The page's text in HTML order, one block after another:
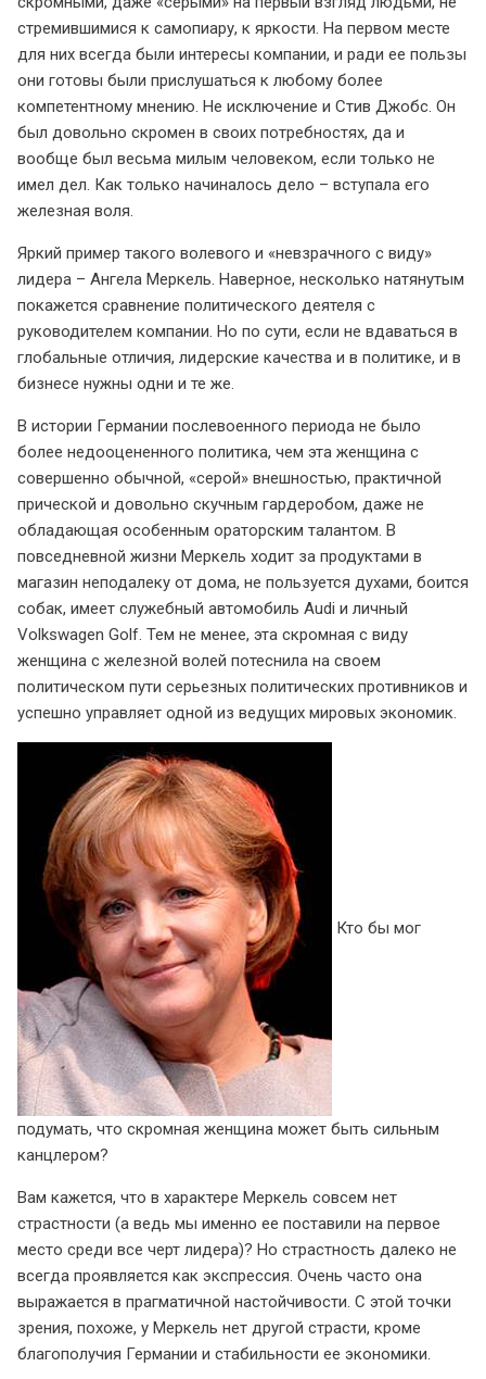
стремившимися к самопиару, к яркости. На первом месте
для них всегда были интересы компании, и ради ее пользы
они готовы были прислушаться к любому более
компетентному мнению. Не исключение и Стив Джобс. Он
был довольно скромен в своих потребностях, да и
вообще был весьма милым человеком, если только не
имел дел. Как только начиналось дело – вступала его
железная воля.
Яркий пример такого волевого и «невзрачного с виду»
лидера – Ангела Меркель. Наверное, несколько натянутым
покажется сравнение политического деятеля с
руководителем компании. Но по сути, если не вдаваться в
глобальные отличия, лидерские качества и в политике, и в
бизнесе нужны одни и те же.
В истории Германии послевоенного периода не было
более недооцененного политика, чем эта женщина с
совершенно обычной, «серой» внешностью, практичной
прической и довольно скучным гардеробом, даже не
обладающая особенным ораторским талантом. В
повседневной жизни Меркель ходит за продуктами в
магазин неподалеку от дома, не пользуется духами, боится
собак, имеет служебный автомобиль Audi и личный
Volkswagen Golf. Тем не менее, эта скромная с виду
женщина с железной волей потеснила на своем
политическом пути серьезных политических противников и
успешно управляет одной из ведущих мировых экономик.
Кто бы мог
подумать, что скромная женщина может быть сильным
канцлером?
Вам кажется, что в характере Меркель совсем нет
страстности (а ведь мы именно ее поставили на первое
место среди все черт лидера)? Но страстность далеко не
всегда проявляется как экспрессия. Очень часто она
выражается в прагматичной настойчивости. С этой точки
зрения, похоже, у Меркель нет другой страсти, кроме
благополучия Германии и стабильности ее экономики.